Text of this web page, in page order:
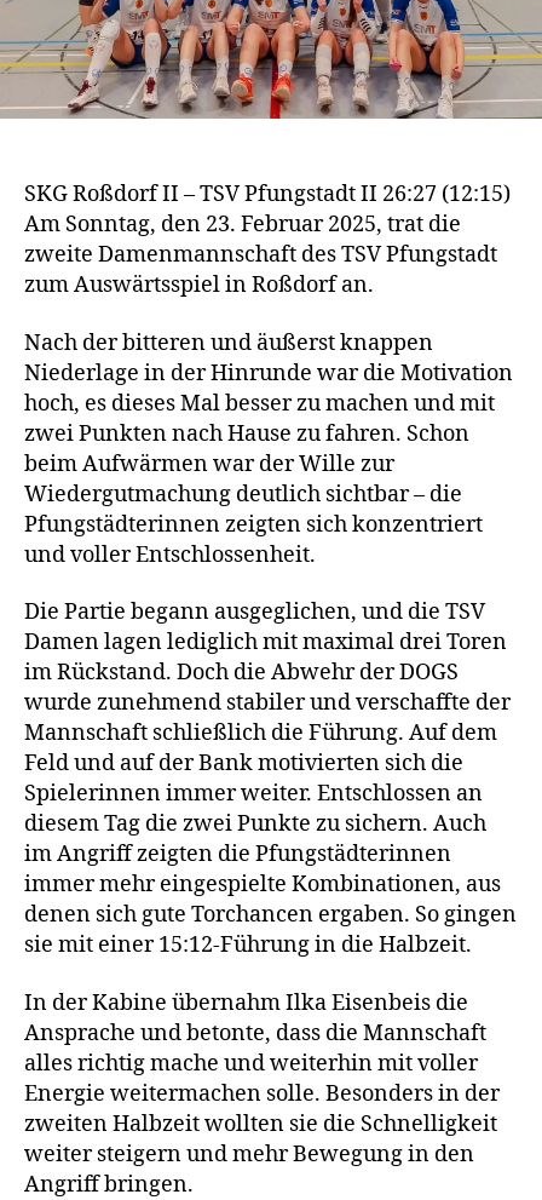
SKG Roßdorf II – TSV Pfungstadt II 26:27 (12:15)
Am Sonntag, den 23. Februar 2025, trat die
zweite Damenmannschaft des TSV Pfungstadt
zum Auswärtsspiel in Roßdorf an.
Nach der bitteren und äußerst knappen
Niederlage in der Hinrunde war die Motivation
hoch, es dieses Mal besser zu machen und mit
zwei Punkten nach Hause zu fahren. Schon
beim Aufwärmen war der Wille zur
Wiedergutmachung deutlich sichtbar – die
Pfungstädterinnen zeigten sich konzentriert
und voller Entschlossenheit.
Die Partie begann ausgeglichen, und die TSV
Damen lagen lediglich mit maximal drei Toren
im Rückstand. Doch die Abwehr der DOGS
wurde zunehmend stabiler und verschaffte der
Mannschaft schließlich die Führung. Auf dem
Feld und auf der Bank motivierten sich die
Spielerinnen immer weiter. Entschlossen an
diesem Tag die zwei Punkte zu sichern. Auch
im Angriff zeigten die Pfungstädterinnen
immer mehr eingespielte Kombinationen, aus
denen sich gute Torchancen ergaben. So gingen
sie mit einer 15:12-Führung in die Halbzeit.
In der Kabine übernahm Ilka Eisenbeis die
Ansprache und betonte, dass die Mannschaft
alles richtig mache und weiterhin mit voller
Energie weitermachen solle. Besonders in der
zweiten Halbzeit wollten sie die Schnelligkeit
weiter steigern und mehr Bewegung in den
Angriff bringen.